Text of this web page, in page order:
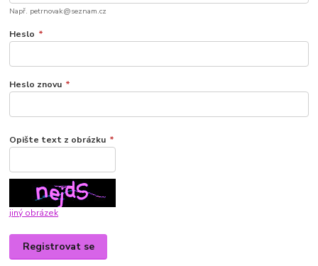
Např. petrnovak@seznam.cz
Heslo *
Heslo znovu *
Opište text z obrázku *
jiný obrázek
Registrovat se